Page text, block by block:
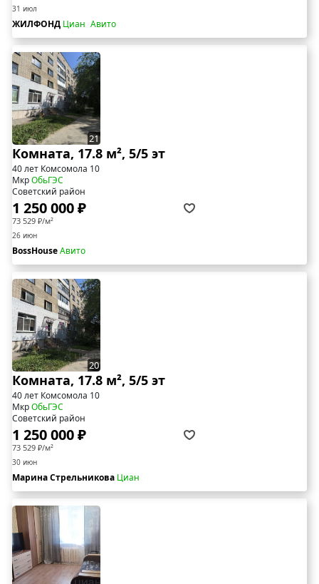
31 июл
ЖИЛФОНД Циан Авито
21
Комната, 17.8 м², 5/5 эт
40 лет Комсомола 10
МкрОбьГЭС
Советский район
1 250 000 ₽
73 529 ₽/м²
26 июн
BossHouseАвито
20
Комната, 17.8 м², 5/5 эт
40 лет Комсомола 10
МкрОбьГЭС
Советский район
1 250 000 ₽
73 529 ₽/м²
30 июн
Марина Стрельникова Циан